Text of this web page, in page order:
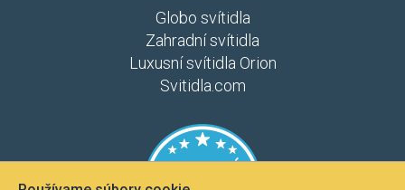
Globo svítidla
Zahradní svítidla
Luxusní svítidla Orion
Svitidla.com